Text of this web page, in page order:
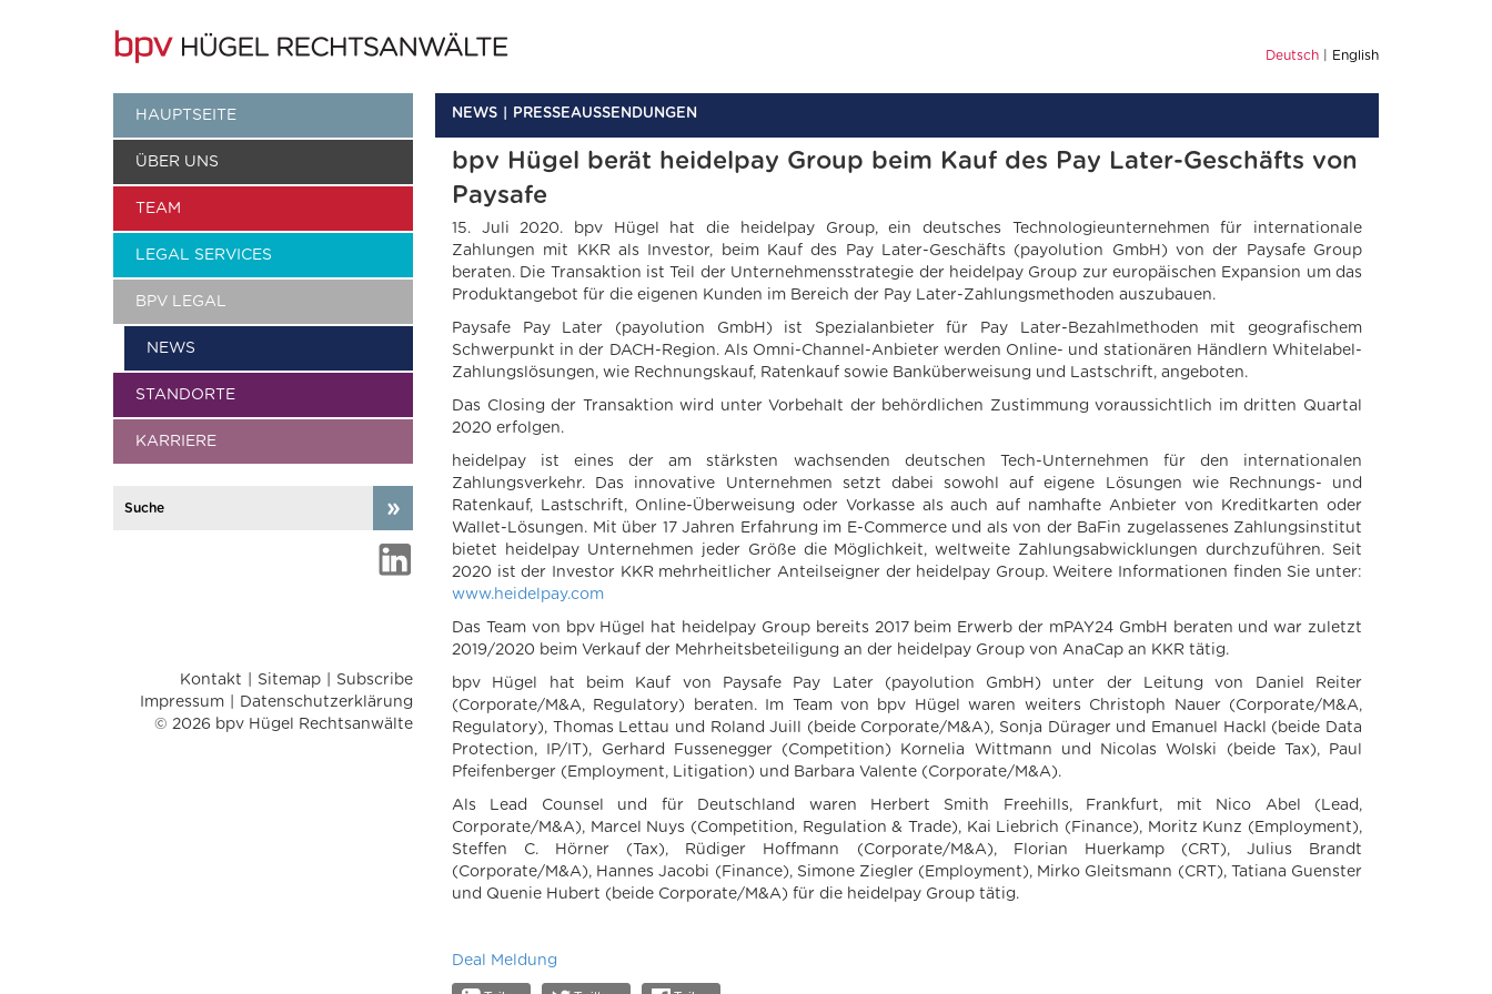
Deutsch English
HAUPTSEITE
ÜBER UNS
TEAM
LEGAL SERVICES
BPV LEGAL
NEWS
STANDORTE
KARRIERE
Kontakt Sitemap
Subscribe
Impressum
Datenschutzerklärung
© 2026 bpv Hügel Rechtsanwälte
NEWS PRESSEAUSSENDUNGEN
bpv Hügel berät heidelpay Group beim Kauf des Pay Later-Geschäfts von
Paysafe
15. Juli 2020. bpv Hügel hat die heidelpay Group, ein deutsches Technologieunternehmen für internationale
Zahlungen mit KKR als Investor, beim Kauf des Pay Later-Geschäfts (payolution GmbH) von der Paysafe Group
beraten. Die Transaktion ist Teil der Unternehmensstrategie der heidelpay Group zur europäischen Expansion um das
Produktangebot für die eigenen Kunden im Bereich der Pay Later-Zahlungsmethoden auszubauen.
Paysafe Pay Later (payolution GmbH) ist Spezialanbieter für Pay Later-Bezahlmethoden mit geografischem
Schwerpunkt in der DACH-Region. Als Omni-Channel-Anbieter werden Online- und stationären Händlern Whitelabel-
Zahlungslösungen, wie Rechnungskauf, Ratenkauf sowie Banküberweisung und Lastschrift, angeboten.
Das Closing der Transaktion wird unter Vorbehalt der behördlichen Zustimmung voraussichtlich im dritten Quartal
2020 erfolgen.
heidelpay ist eines der am stärksten wachsenden deutschen Tech-Unternehmen für den internationalen
Zahlungsverkehr. Das innovative Unternehmen setzt dabei sowohl auf eigene Lösungen wie Rechnungs- und
Ratenkauf, Lastschrift, Online-Überweisung oder Vorkasse als auch auf namhafte Anbieter von Kreditkarten oder
Wallet-Lösungen. Mit über 17 Jahren Erfahrung im E-Commerce und als von der BaFin zugelassenes Zahlungsinstitut
bietet heidelpay Unternehmen jeder Größe die Möglichkeit, weltweite Zahlungsabwicklungen durchzuführen. Seit
2020 ist der Investor KKR mehrheitlicher Anteilseigner der heidelpay Group. Weitere Informationen finden Sie unter:
www.heidelpay.com
Das Team von bpv Hügel hat heidelpay Group bereits 2017 beim Erwerb der mPAY24 GmbH beraten und war zuletzt
2019/2020 beim Verkauf der Mehrheitsbeteiligung an der heidelpay Group von AnaCap an KKR tätig.
bpv Hügel hat beim Kauf von Paysafe Pay Later (payolution GmbH) unter der Leitung von Daniel Reiter
(Corporate/M&A, Regulatory) beraten. Im Team von bpv Hügel waren weiters Christoph Nauer (Corporate/M&A,
Regulatory), Thomas Lettau und Roland Juill (beide Corporate/M&A), Sonja Dürager und Emanuel Hackl (beide Data
Protection, IP/IT), Gerhard Fussenegger (Competition) Kornelia Wittmann und Nicolas Wolski (beide Tax), Paul
Pfeifenberger (Employment, Litigation) und Barbara Valente (Corporate/M&A).
Als Lead Counsel und für Deutschland waren Herbert Smith Freehills, Frankfurt, mit Nico Abel (Lead,
Corporate/M&A), Marcel Nuys (Competition, Regulation & Trade), Kai Liebrich (Finance), Moritz Kunz (Employment),
Steffen C. Hörner (Tax), Rüdiger Hoffmann (Corporate/M&A), Florian Huerkamp (CRT), Julius Brandt
(Corporate/M&A), Hannes Jacobi (Finance), Simone Ziegler (Employment), Mirko Gleitsmann (CRT), Tatiana Guenster
und Quenie Hubert (beide Corporate/M&A) für die heidelpay Group tätig.
Deal Meldung